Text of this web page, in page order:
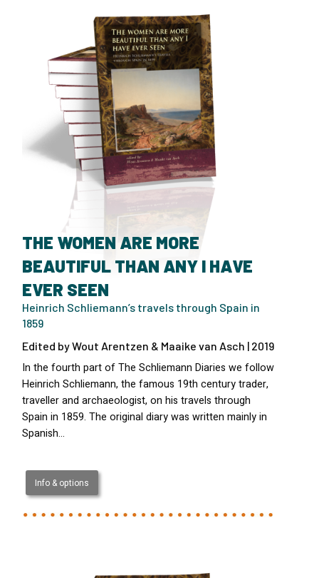
THE WOMEN ARE MORE
BEAUTIFUL THAN ANY I HAVE
EVER SEEN
Heinrich Schliemann’s travels through Spain in
1859
Edited by Wout Arentzen & Maaike van Asch | 2019
In the fourth part of The Schliemann Diaries we follow
Heinrich Schliemann, the famous 19th century trader,
traveller and archaeologist, on his travels through
Spain in 1859. The original diary was written mainly in
Spanish…
Info & options